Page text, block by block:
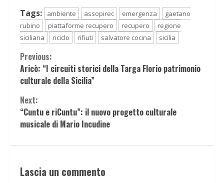
Tags:
ambiente assopirec emergenza
gaetano
rubino
piattaforme recupero recupero
regione
siciliana
riciclo rifiuti salvatore cocina sicilia
Continue
Reading
Previous:
Aricò: “I circuiti storici della Targa Florio patrimonio
culturale della Sicilia”
Next:
“Cuntu e riCuntu”: il nuovo progetto culturale
musicale di Mario Incudine
Lascia un commento